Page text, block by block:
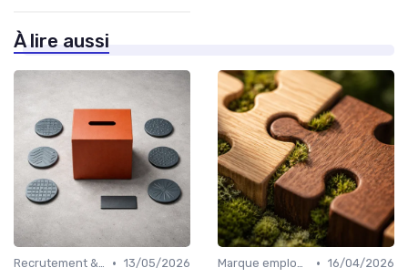
À lire aussi
Recrutement & acquisition de talents • 13/05/2026
Marque employeur & attractivité • 16/04/2026